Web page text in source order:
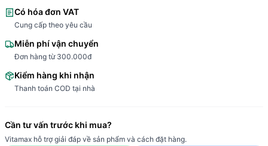
Có hóa đơn VAT
Cung cấp theo yêu cầu
Miễn phí vận chuyển
Đơn hàng từ 300.000đ
Kiểm hàng khi nhận
Thanh toán COD tại nhà
Cần tư vấn trước khi mua?
Vitamax hỗ trợ giải đáp về sản phẩm và cách đặt hàng.